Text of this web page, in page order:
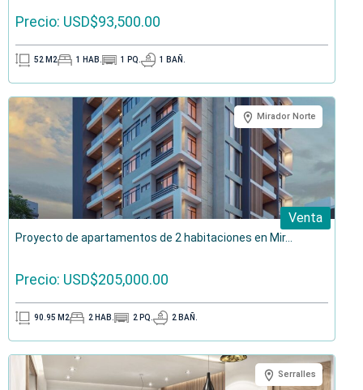
Precio: USD$93,500.00
52 M2 1 HAB. 1 PQ. 1 BAÑ.
Mirador Norte
Venta
Proyecto de apartamentos de 2 habitaciones en Mir...
Precio: USD$205,000.00
90.95 M2 2 HAB. 2 PQ. 2 BAÑ.
Serralles